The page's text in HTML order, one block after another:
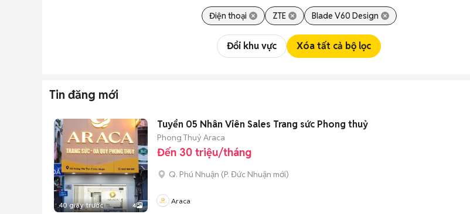
Điện thoại ZTE Blade V60 Design
Đổi khu vực Xóa tất cả bộ lọc
Tin đăng mới
40 giây trước 4
Tuyển 05 Nhân Viên Sales Trang sức Phong thuỷ
Phong Thuỷ Araca
Đến 30 triệu/tháng
Q. Phú Nhuận (P. Đức Nhuận mới)
Araca